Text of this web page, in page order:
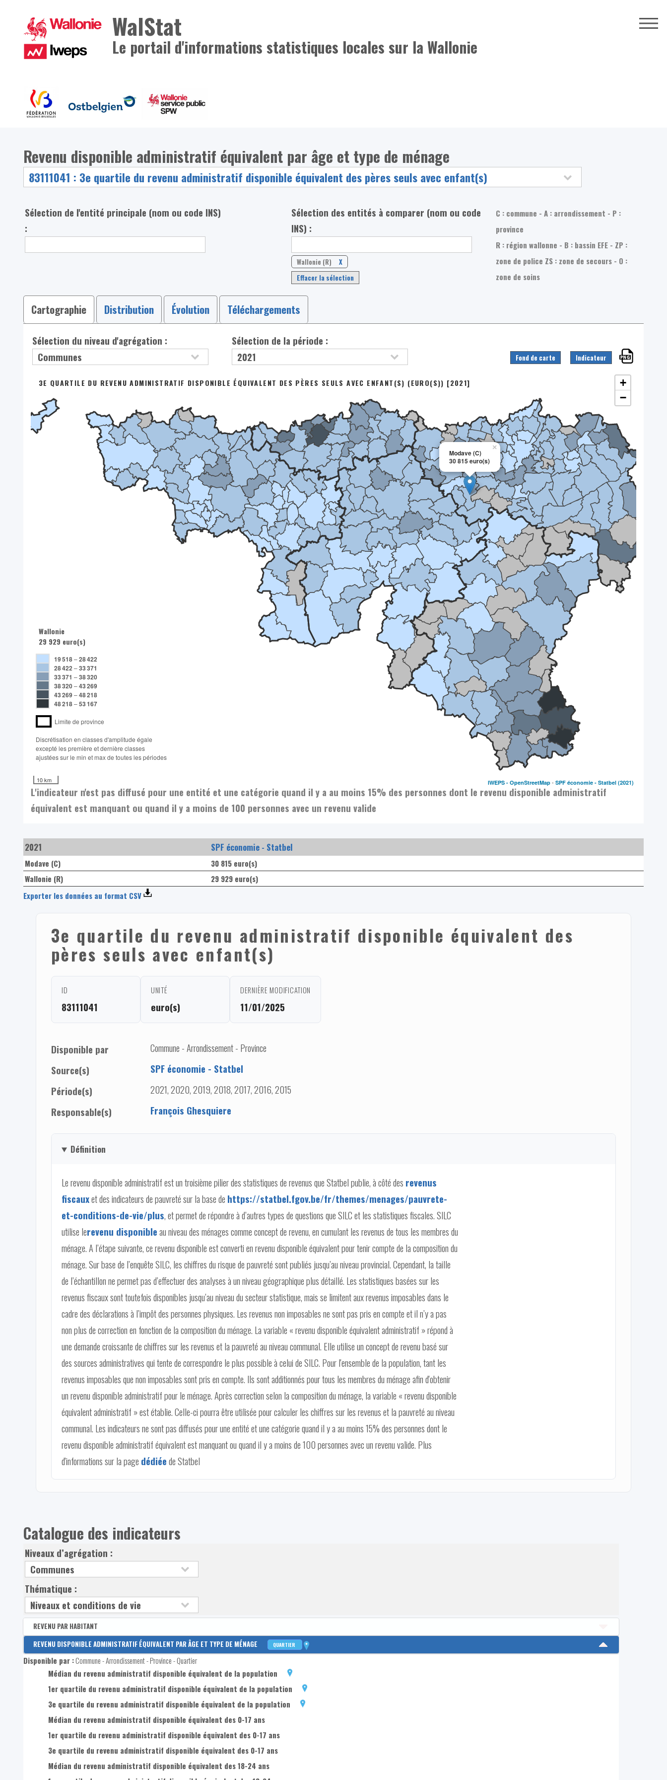
WalStat
Le portail d'informations statistiques locales sur la Wallonie
Revenu disponible administratif équivalent par âge et type de ménage
Sélection de l'entité principale (nom ou code INS)
:
Sélection des entités à comparer (nom ou code
INS) :
Wallonie (R)
X
Effacer la sélection
C : commune - A : arrondissement - P :
province
R : région wallonne - B : bassin EFE - ZP :
zone de police ZS : zone de secours - O :
zone de soins
Cartographie Distribution Évolution Téléchargements
Sélection du niveau d'agrégation : Sélection de la période :
Fond de carte Indicateur
Modave (C)
30 815 euro(s)
×
3E QUARTILE DU REVENU ADMINISTRATIF DISPONIBLE ÉQUIVALENT DES PÈRES SEULS AVEC ENFANT(S) (EURO(S)) [2021]
+
−
Wallonie
29 929 euro(s)
19 518–28 422
28 422 –33 371
33 371 –38 320
38 320–43 269
43 269–48 218
48 218–53 167
Limite de province
Discrétisation en classes d'amplitude égale​
excepté les première et dernière classes
ajustées sur le min et max de toutes les périodes
10 km IWEPS -OpenStreetMap -SPF économie - Statbel (2021)
L'indicateur n'est pas diffusé pour une entité et une catégorie quand il y a au moins 15% des personnes dont le revenu disponible administratif
équivalent est manquant ou quand il y a moins de 100 personnes avec un revenu valide
2021 SPF économie - Statbel
Modave (C)
30 815 euro(s)
Wallonie (R)
29 929 euro(s)
Exporter les données au format CSV
3e quartile du revenu administratif disponible équivalent des
pères seuls avec enfant(s)
ID
83111041
UNITÉ
euro(s)
DERNIÈRE MODIFICATION
11/01/2025
Disponible par
Commune - Arrondissement - Province
Source(s)
SPF économie - Statbel
Période(s)
2021, 2020, 2019, 2018, 2017, 2016, 2015
Responsable(s)
François Ghesquiere
Définition
Le revenu disponible administratif est un troisième pilier des statistiques de revenus que Statbel publie, à côté des revenus
fiscauxet des indicateurs de pauvreté sur la base de https://statbel.fgov.be/fr/themes/menages/pauvrete-
et-conditions-de-vie/plus, et permet de répondre à d’autres types de questions que SILC et les statistiques fiscales. SILC
utilise lerevenu disponibleau niveau des ménages comme concept de revenu, en cumulant les revenus de tous les membres du
ménage. A l’étape suivante, ce revenu disponible est converti en revenu disponible équivalent pour tenir compte de la composition du
ménage. Sur base de l’enquête SILC, les chiffres du risque de pauvreté sont publiés jusqu’au niveau provincial. Cependant, la taille
de l’échantillon ne permet pas d’effectuer des analyses à un niveau géographique plus détaillé. Les statistiques basées sur les
revenus fiscaux sont toutefois disponibles jusqu’au niveau du secteur statistique, mais se limitent aux revenus imposables dans le
cadre des déclarations à l’impôt des personnes physiques. Les revenus non imposables ne sont pas pris en compte et il n’y a pas
non plus de correction en fonction de la composition du ménage. La variable « revenu disponible équivalent administratif » répond à
une demande croissante de chiffres sur les revenus et la pauvreté au niveau communal. Elle utilise un concept de revenu basé sur
des sources administratives qui tente de correspondre le plus possible à celui de SILC. Pour l'ensemble de la population, tant les
revenus imposables que non imposables sont pris en compte. Ils sont additionnés pour tous les membres du ménage afin d'obtenir
un revenu disponible administratif pour le ménage. Après correction selon la composition du ménage, la variable « revenu disponible
équivalent administratif » est établie. Celle-ci pourra être utilisée pour calculer les chiffres sur les revenus et la pauvreté au niveau
communal. Les indicateurs ne sont pas diffusés pour une entité et une catégorie quand il y a au moins 15% des personnes dont le
revenu disponible administratif équivalent est manquant ou quand il y a moins de 100 personnes avec un revenu valide. Plus
d'informations sur la page dédiéede Statbel
Catalogue des indicateurs
Niveaux d’agrégation :
Thématique :
REVENU PAR HABITANT
Disponible par :Arrondissement - Province
Revenu disponible par habitant
Revenus primaires par habitant
REVENU DISPONIBLE ADMINISTRATIF ÉQUIVALENT PAR ÂGE ET TYPE DE MÉNAGE QUARTIER
Disponible par :Commune - Arrondissement - Province - Quartier
Médian du revenu administratif disponible équivalent de la population
1er quartile du revenu administratif disponible équivalent de la population
3e quartile du revenu administratif disponible équivalent de la population
Médian du revenu administratif disponible équivalent des 0-17 ans
1er quartile du revenu administratif disponible équivalent des 0-17 ans
3e quartile du revenu administratif disponible équivalent des 0-17 ans
Médian du revenu administratif disponible équivalent des 18-24 ans